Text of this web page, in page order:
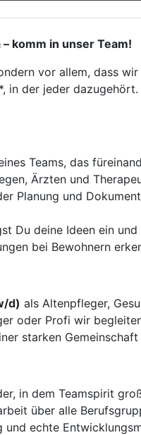
– komm in unser Team!
vor allem, dass
in der jeder
Teams, das
Ärzten und
Planung und
Du deine Ideen ein
bei Bewohnern
d) als Altenpfleger,
oder Profi wir
starken
in dem Teamspirit
über alle
und echte